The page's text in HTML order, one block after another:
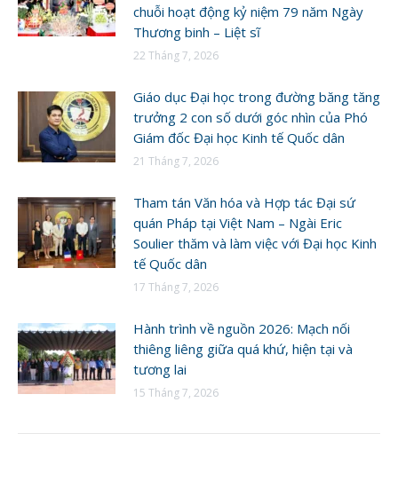
chuỗi hoạt động kỷ niệm 79 năm Ngày
Thương binh – Liệt sĩ
22 Tháng 7, 2026
Giáo dục Đại học trong đường băng tăng
trưởng 2 con số dưới góc nhìn của Phó
Giám đốc Đại học Kinh tế Quốc dân
21 Tháng 7, 2026
Tham tán Văn hóa và Hợp tác Đại sứ
quán Pháp tại Việt Nam – Ngài Eric
Soulier thăm và làm việc với Đại học Kinh
tế Quốc dân
17 Tháng 7, 2026
Hành trình về nguồn 2026: Mạch nối
thiêng liêng giữa quá khứ, hiện tại và
tương lai
15 Tháng 7, 2026